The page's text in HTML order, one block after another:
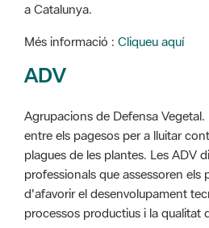
a Catalunya.
Més informació : Cliqueu aquí
ADV
Agrupacions de Defensa
entre els pagesos per a lluitar
plagues de les plantes. Les ADV
professionals que assessoren els
d'afavorir el desenvolupament
processos productius i la qualitat